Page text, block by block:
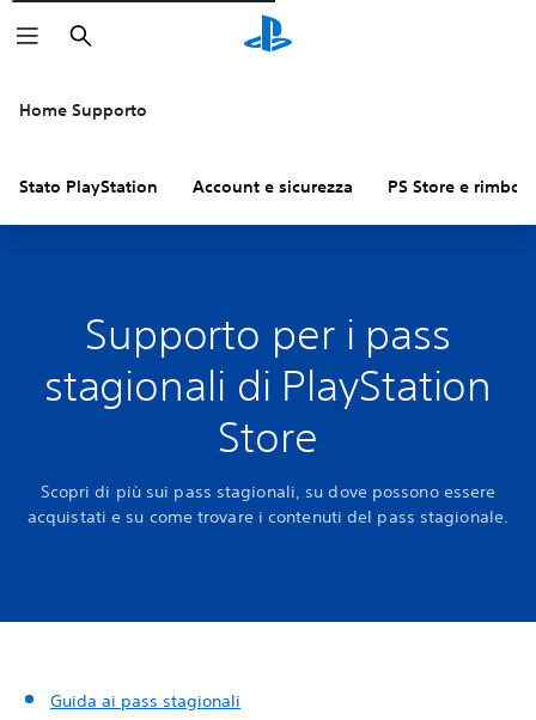
Cerca
Home Supporto
Stato PlayStation Account e sicurezza PS Store e
Supporto per i pass
stagionali di PlayStation
Store
Scopri di più sui pass stagionali, su dove possono essere
acquistati e su come trovare i contenuti del pass stagionale.
Guida ai pass stagionali